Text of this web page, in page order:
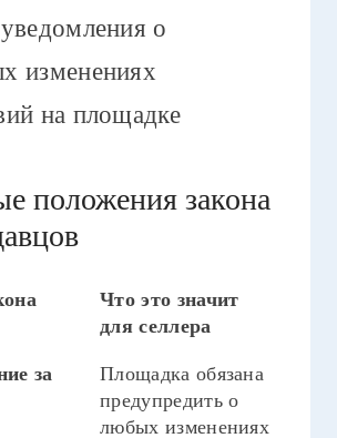
о
изменениях
на площадке
положения закона
Что это значит
для селлера
за
Площадка обязана
предупредить о
любых изменениях